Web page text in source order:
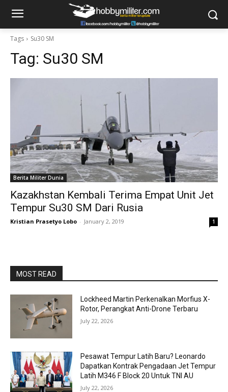
Tags Su30 SM
Tag: Su30 SM
Berita Militer Dunia
Kazakhstan Kembali Terima Empat Unit Jet
Tempur Su30 SM Dari Rusia
Kristian Prasetyo Lobo - January 2, 2019 1
MOST READ
Lockheed Martin Perkenalkan Morfius X-
Rotor, Perangkat Anti-Drone Terbaru
July 22, 2026
Pesawat Tempur Latih Baru? Leonardo
Dapatkan Kontrak Pengadaan Jet Tempur
Latih M346 F Block 20 Untuk TNI AU
July 22, 2026